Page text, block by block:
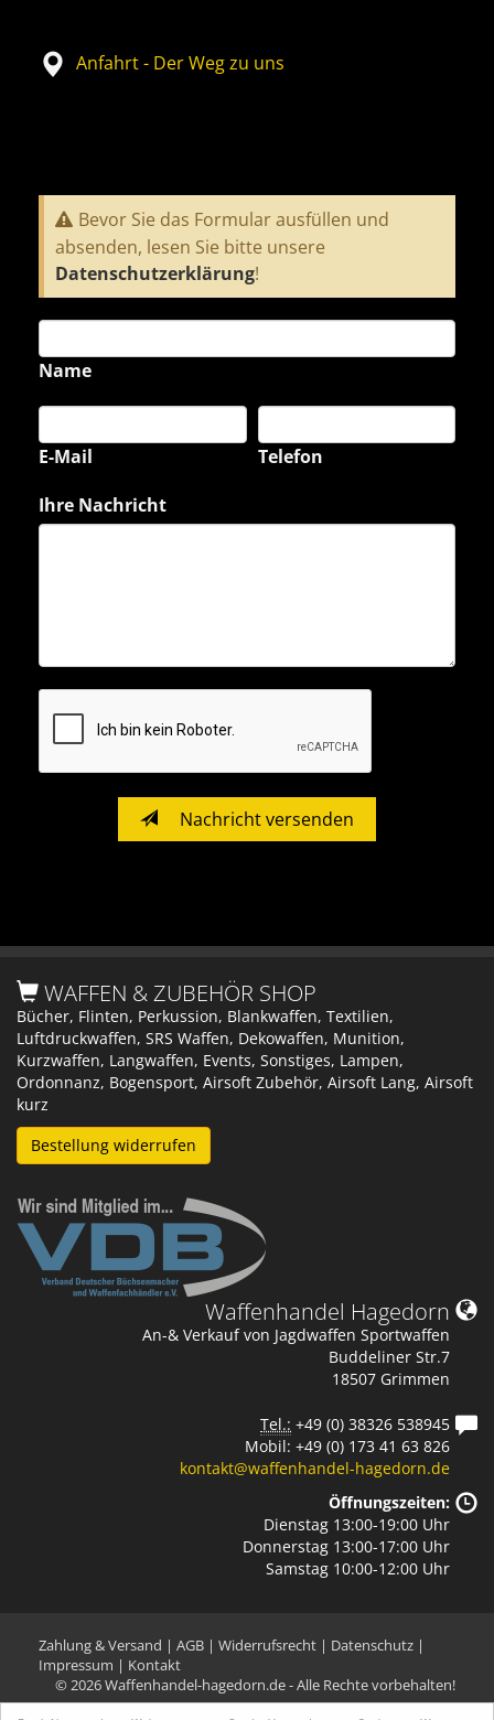
Anfahrt - Der Weg zu uns
Bevor Sie das Formular ausfüllen und
absenden, lesen Sie bitte unsere
Datenschutzerklärung!
Name
E-Mail
Telefon
Ihre Nachricht
Nachricht versenden
WAFFEN & ZUBEHÖR SHOP
Bücher, Flinten, Perkussion, Blankwaffen, Textilien,
Luftdruckwaffen, SRS Waffen, Dekowaffen, Munition,
Kurzwaffen, Langwaffen, Events, Sonstiges, Lampen,
Ordonnanz, Bogensport, Airsoft Zubehör, Airsoft Lang, Airsoft
kurz
Bestellung widerrufen
Waffenhandel Hagedorn
An-& Verkauf von Jagdwaffen Sportwaffen
Buddeliner Str.7
18507 Grimmen
Tel.: +49 (0) 38326 538945
Mobil: +49 (0) 173 41 63 826
kontakt@waffenhandel-hagedorn.de
Öffnungszeiten:
Dienstag 13:00-19:00 Uhr
Donnerstag 13:00-17:00 Uhr
Samstag 10:00-12:00 Uhr
Zahlung & Versand | AGB | Widerrufsrecht | Datenschutz |
Impressum | Kontakt
© 2026 Waffenhandel-hagedorn.de - Alle Rechte vorbehalten!